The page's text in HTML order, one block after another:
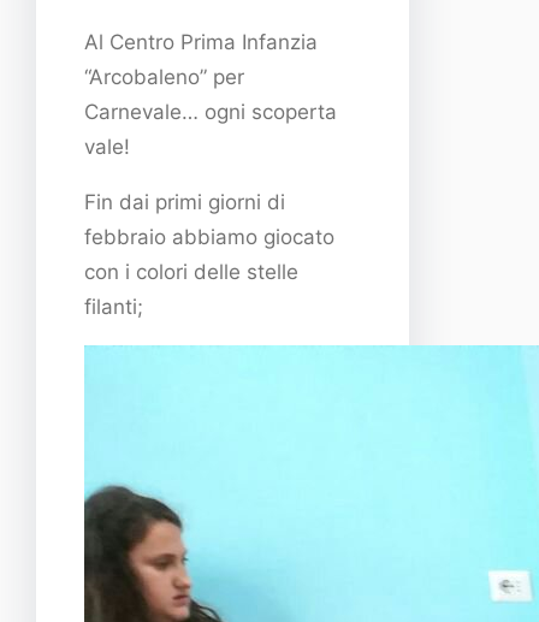
Al Centro Prima Infanzia
“Arcobaleno” per
Carnevale… ogni scoperta
vale!
Fin dai primi giorni di
febbraio abbiamo giocato
con i colori delle stelle
filanti;